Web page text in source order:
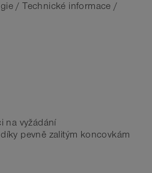
/ Technické informace /
na vyžádání
pevně zalitým koncovkám